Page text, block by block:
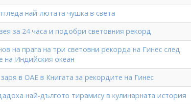
най-лютата чушка в света
за 24 часа и подобри световния рекорд
на прага на три световни рекорда на Гинес след
на Индийския океан
в ОАЕ в Книгата за рекордите на Гинес
най-дългото тирамису в кулинарната история